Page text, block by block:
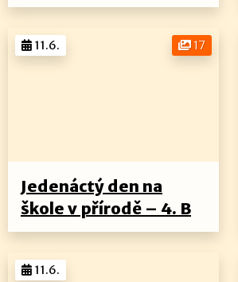
Jedenáctý den na
škole v přírodě – 4. B
17
11.6.
11.6.